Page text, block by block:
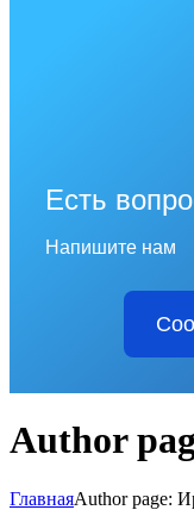
Есть
Напишите нам
Author
ГлавнаяAuthor page: